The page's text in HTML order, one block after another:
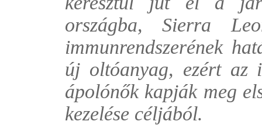
országba, Sierra
immunrendszerének
új oltóanyag, ezért az
ápolónők kapják meg
kezelése céljából.